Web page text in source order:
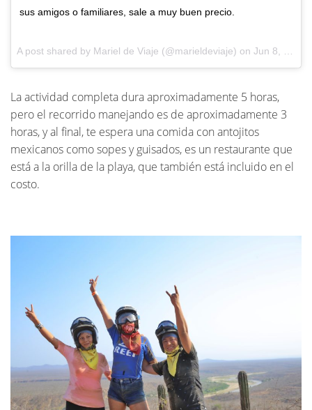
sus amigos o familiares, sale a muy buen precio.
A post shared by Mariel de Viaje (@marieldeviaje) on Jun 8, 2018 at 11:30am PDT
La actividad completa dura aproximadamente 5 horas,
pero el recorrido manejando es de aproximadamente 3
horas, y al final, te espera una comida con antojitos
mexicanos como sopes y guisados, es un restaurante que
está a la orilla de la playa, que también está incluido en el
costo.